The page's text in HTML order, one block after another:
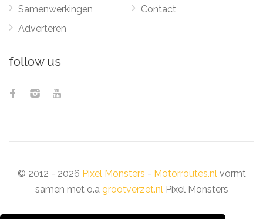
Samenwerkingen
Adverteren
Contact
follow us
© 2012 - 2026 Pixel Monsters - Motorroutes.nlvormt
samen met o.a grootverzet.nlPixel Monsters